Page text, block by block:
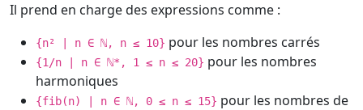
Il prend en charge des expressions comme :
{n² | n ∈ ℕ, n ≤ 10} pour les nombres carrés
{1/n | n ∈ ℕ*, 1 ≤ n ≤ 20} pour les nombres
harmoniques
{fib(n) | n ∈ ℕ, 0 ≤ n ≤ 15} pour les nombres de